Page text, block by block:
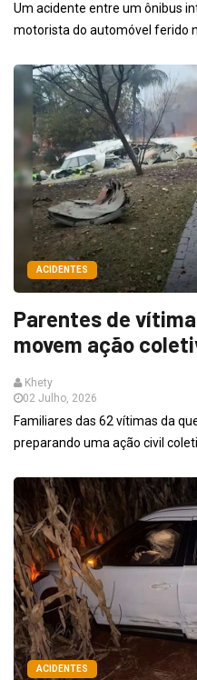
Um acidente entre um ônibus
motorista do automóvel ferido
ACIDENTES
Parentes de
movem ação
Khety
02 Julho, 2026
Familiares das 62 vítimas da
preparando uma ação civil
ACIDENTES